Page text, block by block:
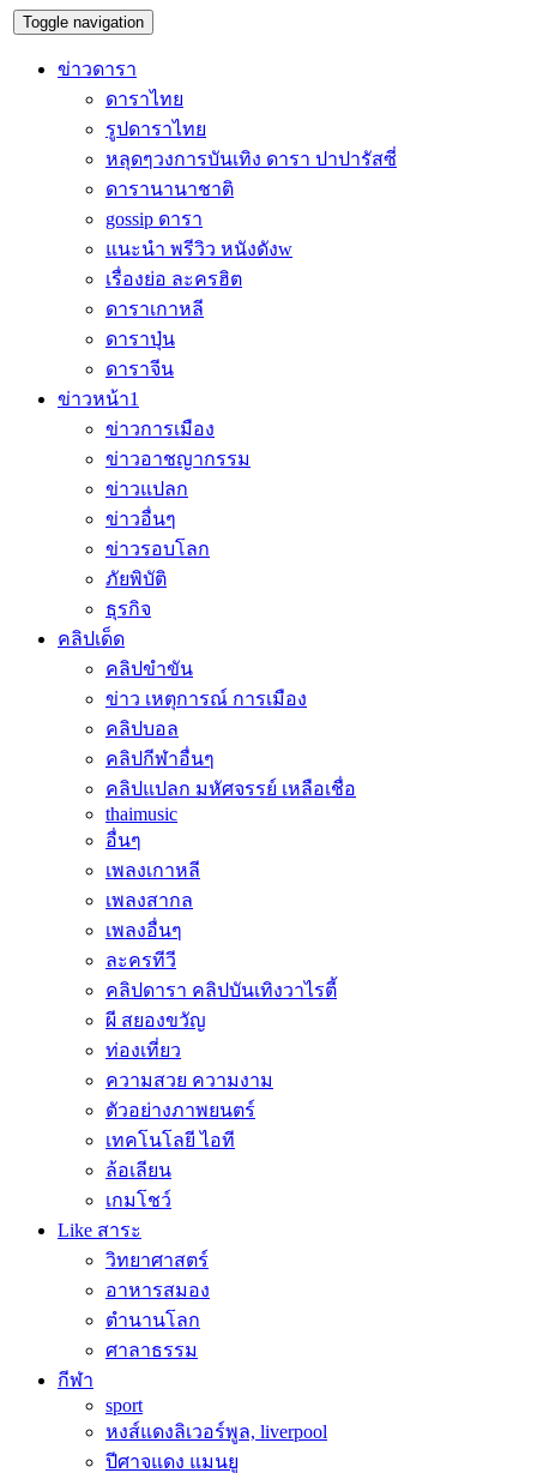
Toggle navigation
ข่าวดารา
ดาราไทย
รูปดาราไทย
หลุดๆวงการบันเทิง ดารา ปาปารัสซี่
ดารานานาชาติ
gossip ดารา
แนะนำ พรีวิว หนังดังw
เรื่องย่อ ละครฮิต
ดาราเกาหลี
ดาราปุ่น
ดาราจีน
ข่าวหน้า1
ข่าวการเมือง
ข่าวอาชญากรรม
ข่าวแปลก
ข่าวอื่นๆ
ข่าวรอบโลก
ภัยพิบัติ
ธุรกิจ
คลิปเด็ด
คลิปขำขัน
ข่าว เหตุการณ์ การเมือง
คลิปบอล
คลิปกีฬาอื่นๆ
คลิปแปลก มหัศจรรย์ เหลือเชื่อ
thaimusic
อื่นๆ
เพลงเกาหลี
เพลงสากล
เพลงอื่นๆ
ละครทีวี
คลิปดารา คลิปบันเทิงวาไรตี้
ผี สยองขวัญ
ท่องเที่ยว
ความสวย ความงาม
ตัวอย่างภาพยนตร์
เทคโนโลยี ไอที
ล้อเลียน
เกมโชว์
Like สาระ
วิทยาศาสตร์
อาหารสมอง
ตำนานโลก
ศาลาธรรม
กีฬา
sport
หงส์แดงลิเวอร์พูล, liverpool
ปีศาจแดง แมนยู